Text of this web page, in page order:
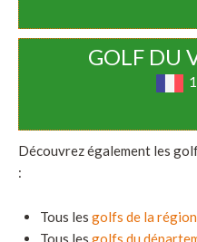
GOLF DU
Découvrez également les
:
Tous les golfs de la
Tous les golfs du